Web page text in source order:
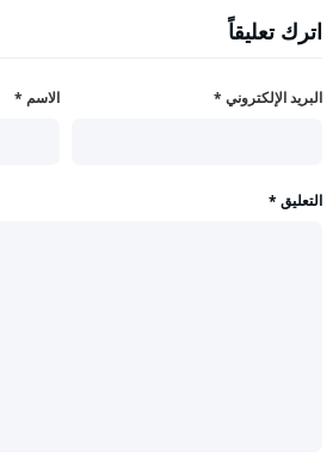
اترك تعليقاً
الاسم * البريد الإلكتروني *
التعليق *